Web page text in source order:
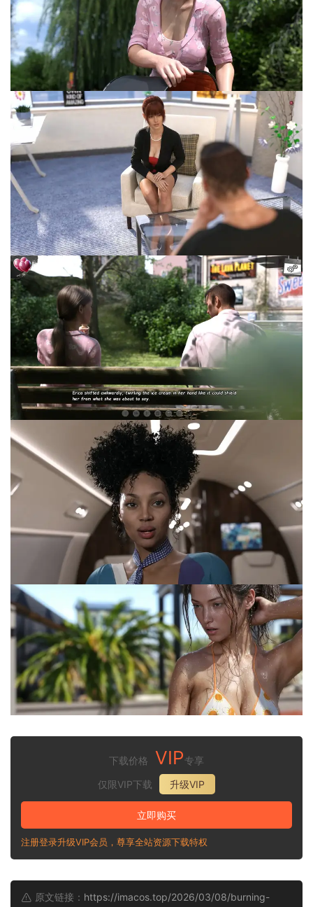
下载价格 VIP专享
仅限VIP下载
升级VIP
立即购买
注册登录升级VIP会员，尊享全站资源下载特权
原文链接： https://imacos.top/2026/03/08/burning-